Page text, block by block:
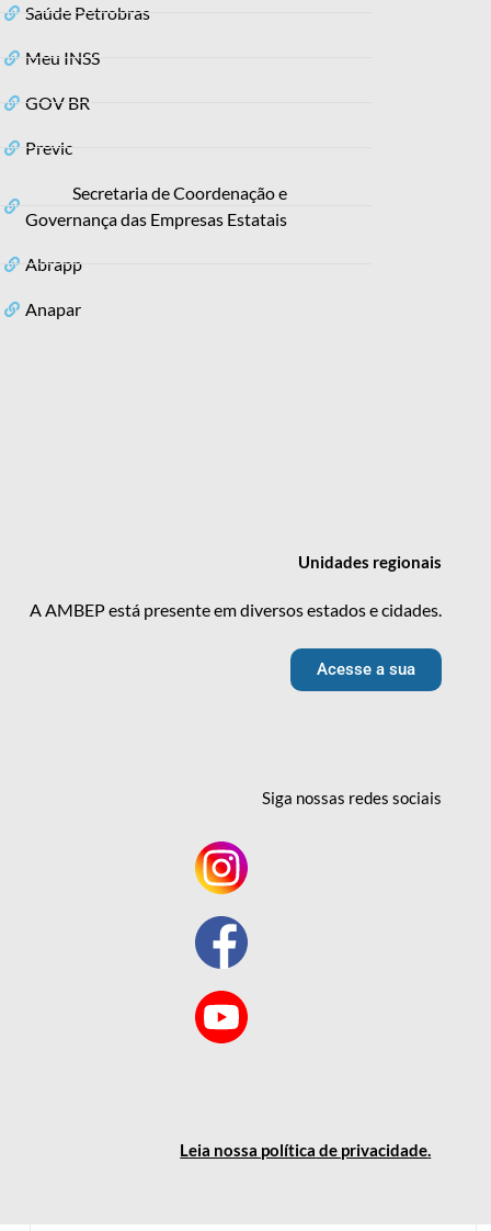
Saúde Petrobras
Meu INSS
GOV BR
Previc
Secretaria de Coordenação e
Governança das Empresas Estatais
Abrapp
Anapar
Unidades regionais
A AMBEP está presente em diversos estados e cidades.
Acesse a sua
Siga nossas redessociais
Leia nossa política de privacidade.